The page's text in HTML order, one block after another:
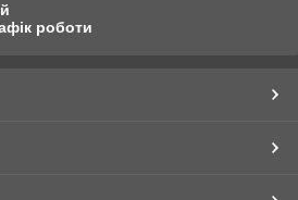
роботи